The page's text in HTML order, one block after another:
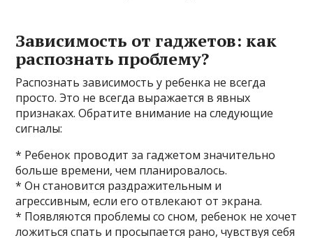
Зависимость от гаджетов: как
распознать проблему?
Распознать зависимость у ребенка не всегда
просто. Это не всегда выражается в явных
признаках. Обратите внимание на следующие
сигналы:
* Ребенок проводит за гаджетом значительно
больше времени, чем планировалось.
* Он становится раздражительным и
агрессивным, если его отвлекают от экрана.
* Появляются проблемы со сном, ребенок не хочет
ложиться спать и просыпается рано, чувствуя себя